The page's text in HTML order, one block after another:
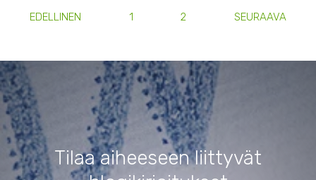
EDELLINEN 1 2 SEURAAVA
Tilaa aiheeseen liittyvät